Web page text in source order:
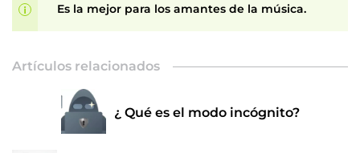
Es la mejor para los amantes de la música.
Artículos relacionados
¿ Qué es el modo incógnito?